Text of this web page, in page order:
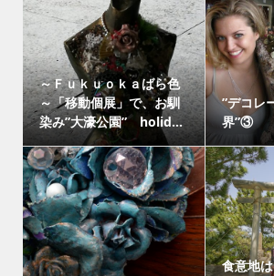
～Ｆｕｋｕｏｋａばら色
～「移動個展」で、お馴
染み”大濠公園” holid...
”デコレ
界”③
食意地